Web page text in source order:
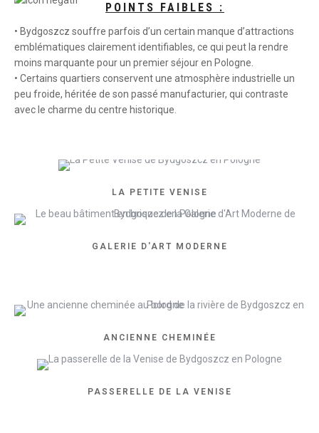
POINTS FAIBLES :
• Bydgoszcz souffre parfois d’un certain manque d’attractions
emblématiques clairement identifiables, ce qui peut la rendre
moins marquante pour un premier séjour en Pologne.
• Certains quartiers conservent une atmosphère industrielle un
peu froide, héritée de son passé manufacturier, qui contraste
avec le charme du centre historique.
LA PETITE VENISE
GALERIE D'ART MODERNE
ANCIENNE CHEMINÉE
PASSERELLE DE LA VENISE